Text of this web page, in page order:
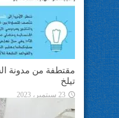
مقتطفة من مدونة
تيلخ
23 سبتمبر، 2023